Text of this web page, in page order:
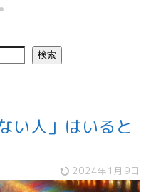
検索
い人」はいると
2024年1月9日